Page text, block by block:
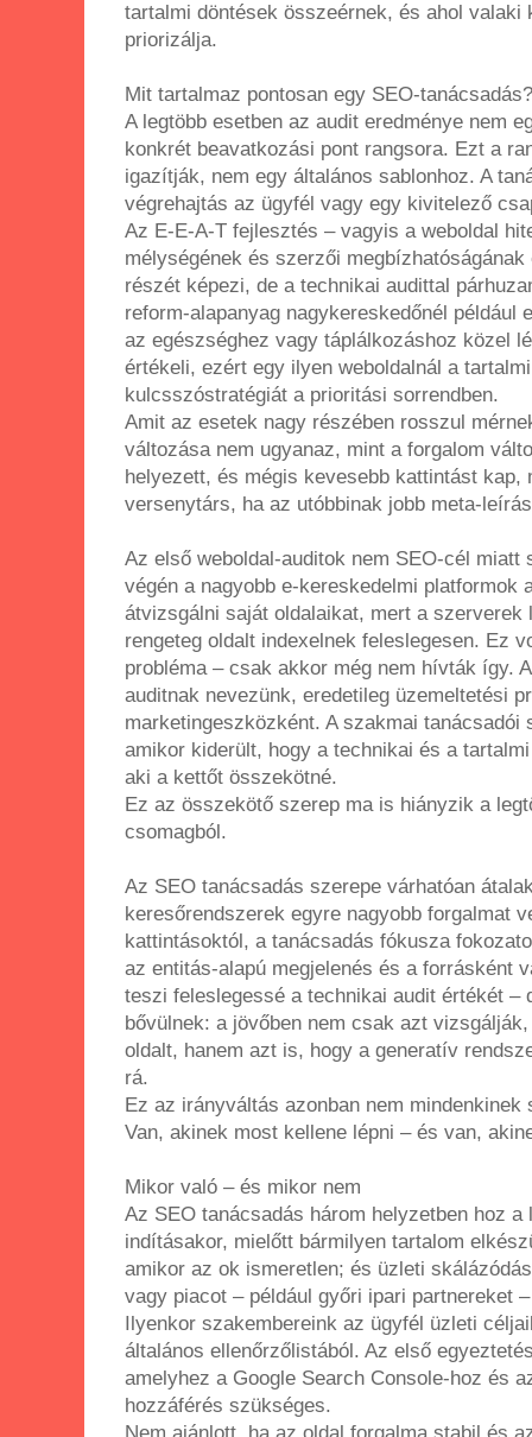
tartalmi döntések összeérnek, és ahol
priorizálja.
Mit tartalmaz pontosan egy SEO-tanácsadás?
A legtöbb esetben az audit eredménye nem
konkrét beavatkozási pont rangsora. Ezt a
igazítják, nem egy általános sablonhoz. A
végrehajtás az ügyfél vagy egy kivitelező
Az E-E-A-T fejlesztés – vagyis a weboldal
mélységének és szerzői
részét képezi, de a technikai audittal
reform-alapanyag nagykereskedőnél például
az egészséghez vagy táplálkozáshoz közel
értékeli, ezért egy ilyen weboldalnál a
kulcsszóstratégiát a prioritási sorrendben.
Amit az esetek nagy részében rosszul
változása nem ugyanaz, mint a forgalom
helyezett, és mégis kevesebb kattintást kap,
versenytárs, ha az utóbbinak jobb meta-
Az első weboldal-auditok nem SEO-cél miatt
végén a nagyobb e-kereskedelmi platformok
átvizsgálni saját oldalaikat, mert a szerverek
rengeteg oldalt indexelnek feleslegesen. Ez
probléma – csak akkor még nem hívták így.
auditnak nevezünk, eredetileg üzemeltetési
marketingeszközként. A szakmai
amikor kiderült, hogy a technikai és a
aki a kettőt összekötné.
Ez az összekötő szerep ma is hiányzik a
csomagból.
Az SEO tanácsadás szerepe várhatóan
keresőrendszerek egyre nagyobb forgalmat
kattintásoktól, a tanácsadás fókusza
az entitás-alapú megjelenés és a forrásként
teszi feleslegessé a technikai audit értékét –
bővülnek: a jövőben nem csak azt
oldalt, hanem azt is, hogy a generatív
rá.
Ez az irányváltás azonban nem
Van, akinek most kellene lépni – és van,
Mikor való – és mikor nem
Az SEO tanácsadás három helyzetben hoz a
indításakor, mielőtt bármilyen tartalom
amikor az ok ismeretlen; és üzleti
vagy piacot – például győri ipari partnereket
Ilyenkor szakembereink az ügyfél üzleti
általános ellenőrzőlistából. Az első
amelyhez a Google Search Console-hoz és
hozzáférés szükséges.